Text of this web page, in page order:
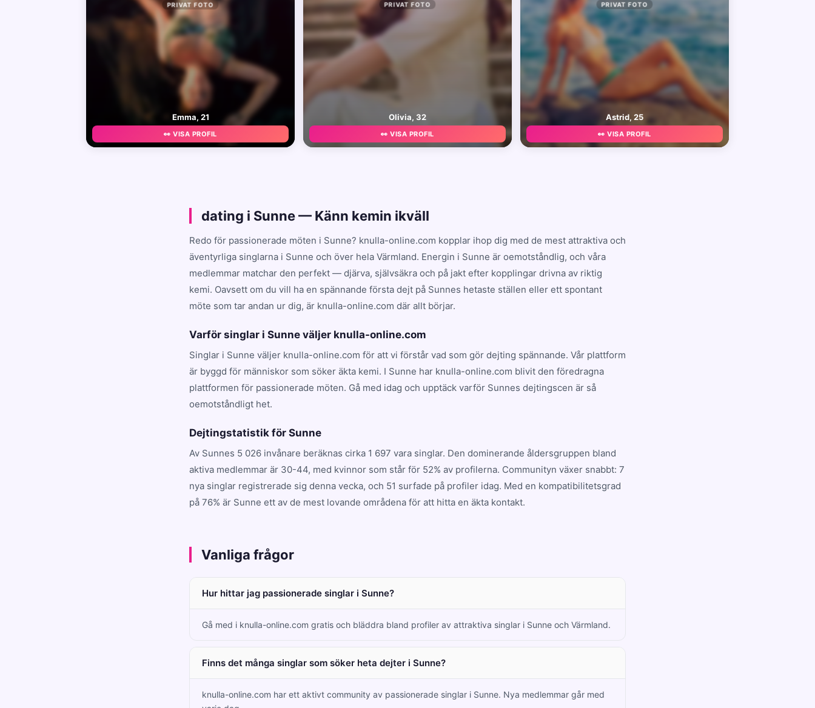
PRIVAT FOTO
Emma, 21
👀 VISA PROFIL
PRIVAT FOTO
Olivia, 32
👀 VISA PROFIL
PRIVAT FOTO
Astrid, 25
👀 VISA PROFIL
dating i Sunne — Känn kemin ikväll
Redo för passionerade möten i Sunne? knulla-online.com kopplar ihop dig med de mest attraktiva och
äventyrliga singlarna i Sunne och över hela Värmland. Energin i Sunne är oemotståndlig, och våra
medlemmar matchar den perfekt — djärva, självsäkra och på jakt efter kopplingar drivna av riktig
kemi. Oavsett om du vill ha en spännande första dejt på Sunnes hetaste ställen eller ett spontant
möte som tar andan ur dig, är knulla-online.com där allt börjar.
Varför singlar i Sunne väljer knulla-online.com
Singlar i Sunne väljer knulla-online.com för att vi förstår vad som gör dejting spännande. Vår plattform
är byggd för människor som söker äkta kemi. I Sunne har knulla-online.com blivit den föredragna
plattformen för passionerade möten. Gå med idag och upptäck varför Sunnes dejtingscen är så
oemotståndligt het.
Dejtingstatistik för Sunne
Av Sunnes 5 026 invånare beräknas cirka 1 697 vara singlar. Den dominerande åldersgruppen bland
aktiva medlemmar är 30-44, med kvinnor som står för 52% av profilerna. Communityn växer snabbt: 7
nya singlar registrerade sig denna vecka, och 51 surfade på profiler idag. Med en kompatibilitetsgrad
på 76% är Sunne ett av de mest lovande områdena för att hitta en äkta kontakt.
Vanliga frågor
Hur hittar jag passionerade singlar i Sunne?
Gå med i knulla-online.com gratis och bläddra bland profiler av attraktiva singlar i Sunne och Värmland.
Finns det många singlar som söker heta dejter i Sunne?
knulla-online.com har ett aktivt community av passionerade singlar i Sunne. Nya medlemmar går med